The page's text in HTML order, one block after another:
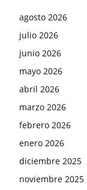
agosto 2026
julio 2026
junio 2026
mayo 2026
abril 2026
marzo 2026
febrero 2026
enero 2026
diciembre 2025
noviembre 2025